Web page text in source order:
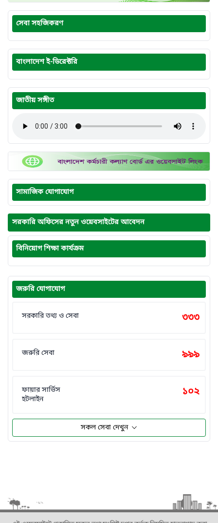
সেবা সহজিকরণ
বাংলাদেশ ই-ডিরেক্টরি
জাতীয় সঙ্গীত
সামাজিক যোগাযোগ
সরকারি অফিসের নতুন ওয়েবসাইটের আবেদন
বিনিয়োগ শিক্ষা কার্যক্রম
জরুরি যোগাযোগ
সরকারি তথ্য ও সেবা ৩৩৩
জরুরি সেবা ৯৯৯
ফায়ার সার্ভিস
হটলাইন
১০২
সকল সেবা দেখুন